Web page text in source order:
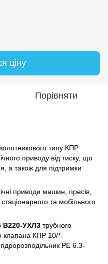
ціну
Порівняти
типу КПР
приводу від тиску, що
а також для підтримки
приводи машин, пресів,
та мобільного
В220-УХЛ3 трубного
клапана КПР 10/*-
РЕ 6.3-